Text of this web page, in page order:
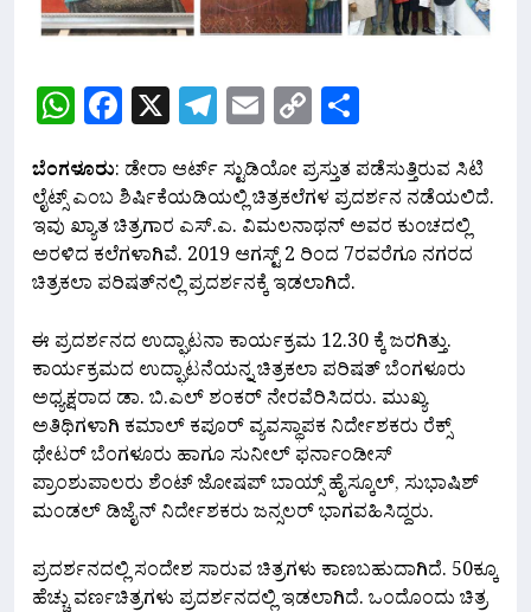
WhatsApp
Facebook
X Telegram
Email
Copy
Link
ಬೆಂಗಳೂರು: ಡೇರಾ ಆರ್ಟ್ ಸ್ಟುಡಿಯೋ ಪ್ರಸ್ತುತ ಪಡೆಸುತ್ತಿರುವ ಸಿಟಿ
ಲೈಟ್ಸ್ ಎಂಬ ಶಿರ್ಷಿಕೆಯಡಿಯಲ್ಲಿ ಚಿತ್ರಕಲೆಗಳ ಪ್ರದರ್ಶನ ನಡೆಯಲಿದೆ.
ಇವು ಖ್ಯಾತ ಚಿತ್ರಗಾರ ಎಸ್.ಎ. ವಿಮಲನಾಥನ್ ಅವರ ಕುಂಚದಲ್ಲಿ
ಅರಳಿದ ಕಲೆಗಳಾಗಿವೆ. 2019 ಆಗಸ್ಟ್ 2 ರಿಂದ 7ರವರೆಗೂ ನಗರದ
ಚಿತ್ರಕಲಾ ಪರಿಷತ್‍ನಲ್ಲಿ ಪ್ರದರ್ಶನಕ್ಕೆ ಇಡಲಾಗಿದೆ.
ಈ ಪ್ರದರ್ಶನದ ಉದ್ಘಾಟನಾ ಕಾರ್ಯಕ್ರಮ 12.30 ಕ್ಕೆ ಜರಗಿತ್ತು.
ಕಾರ್ಯಕ್ರಮದ ಉದ್ಘಾಟನೆಯನ್ನ ಚಿತ್ರಕಲಾ ಪರಿಷತ್ ಬೆಂಗಳೂರು
ಅಧ್ಯಕ್ಷರಾದ ಡಾ. ಬಿ.ಎಲ್ ಶಂಕರ್ ನೇರವೆರಿಸಿದರು. ಮುಖ್ಯ
ಅತಿಥಿಗಳಾಗಿ ಕಮಾಲ್ ಕಪೂರ್ ವ್ಯವಸ್ಥಾಪಕ ನಿರ್ದೇಶಕರು ರೆಕ್ಸ್
ಥೇಟರ್ ಬೆಂಗಳೂರು ಹಾಗೂ ಸುನೀಲ್ ಫರ್ನಾಂಡೀಸ್
ಪ್ರಾಂಶುಪಾಲರು ಶೆಂಟ್ ಜೋಷಪ್ ಬಾಯ್ಸ್ ಹೈಸ್ಕೂಲ್, ಸುಭಾಷಿಶ್
ಮಂಡಲ್ ಡಿಜೈನ್ ನಿರ್ದೇಶಕರು ಜನ್ಸಲರ್ ಭಾಗವಹಿಸಿದ್ದರು.
ಪ್ರದರ್ಶನದಲ್ಲಿ ಸಂದೇಶ ಸಾರುವ ಚಿತ್ರಗಳು ಕಾಣಬಹುದಾಗಿದೆ. 50ಕ್ಕೂ
ಹೆಚ್ಚು ವರ್ಣಚಿತ್ರಗಳು ಪ್ರದರ್ಶನದಲ್ಲಿ ಇಡಲಾಗಿದೆ. ಒಂದೊಂದು ಚಿತ್ರ